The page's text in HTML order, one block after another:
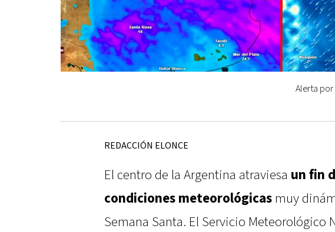
Alerta por
REDACCIÓN ELONCE
El centro de la Argentina atraviesa un fin
condiciones meteorológicas muy
Semana Santa. El Servicio Meteorológico